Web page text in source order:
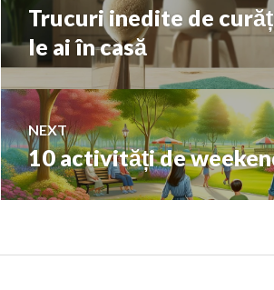
în
articole
Previous
post:
Trucuri inedite de
le ai în casă
NEXT
Next
post:
10 activități de